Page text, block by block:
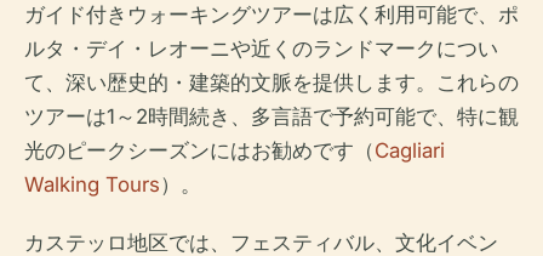
ガイド付きウォーキングツアーは広く利用可能で、ポ
ルタ・デイ・レオーニや近くのランドマークについ
て、深い歴史的・建築的文脈を提供します。これらの
ツアーは1～2時間続き、多言語で予約可能で、特に観
光のピークシーズンにはお勧めです（Cagliari
Walking Tours）。
カステッロ地区では、フェスティバル、文化イベン